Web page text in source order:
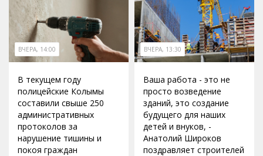
ВЧЕРА, 14:00
В текущем году
полицейские Колымы
составили свыше 250
административных
протоколов за
нарушение тишины и
покоя граждан
ВЧЕРА, 13:30
Ваша работа - это не
просто возведение
зданий, это создание
будущего для наших
детей и внуков, -
Анатолий Широков
поздравляет строителей